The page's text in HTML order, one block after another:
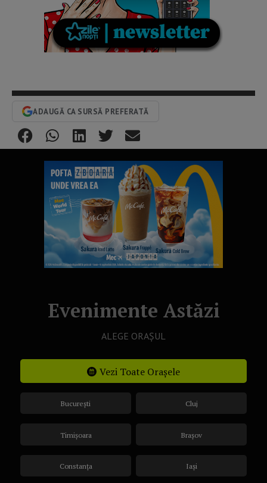
ADAUGĂ CA SURSĂ PREFERATĂ
Evenimente Astăzi
ALEGE ORAȘUL
Vezi Toate Orașele
București
Timișoara
Constanța
Cluj
Brașov
Iași